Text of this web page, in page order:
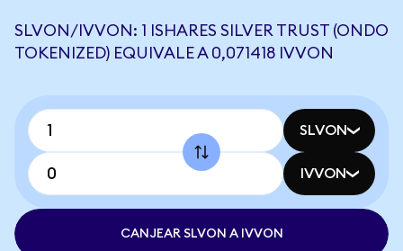
SLVON/IVVON: 1 ISHARES SILVER TRUST (ONDO
TOKENIZED) EQUIVALE A 0,071418 IVVON
SLVON
IVVON
CANJEAR SLVON A IVVON